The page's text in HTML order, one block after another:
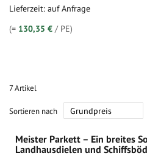
Lieferzeit: auf Anfrage
(= 130,35 € / PE)
7Artikel
Sortieren nach
Meister Parkett – Ein breites
Landhausdielen und